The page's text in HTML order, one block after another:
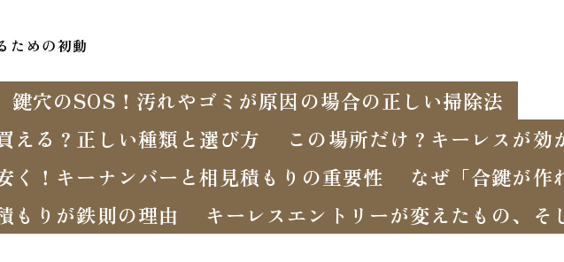
ための初動
鍵穴のSOS！汚れやゴミが原因の場合の正しい掃除法
える？正しい種類と選び方
この場所だけ？キーレスが効
く！キーナンバーと相見積もりの重要性
なぜ「合鍵が作
もりが鉄則の理由
キーレスエントリーが変えたもの、